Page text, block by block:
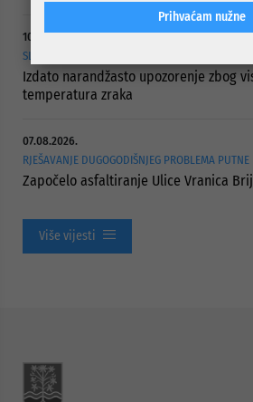
10.08.2026.
SLUŽBA ZA CIVILNU ZAŠTITU OPĆINE CENTAR
Izdato narandžasto upozorenje zbog
temperatura zraka
07.08.2026.
RJEŠAVANJE DUGOGODIŠNJEG PROBLEMA
Započelo asfaltiranje Ulice Vranica
Više vijesti
Prihvaćam nužne